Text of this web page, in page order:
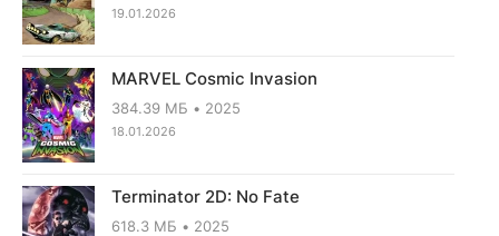
19.01.2026
MARVEL Cosmic Invasion
384.39 МБ 2025
18.01.2026
Terminator 2D: No Fate
618.3 МБ 2025